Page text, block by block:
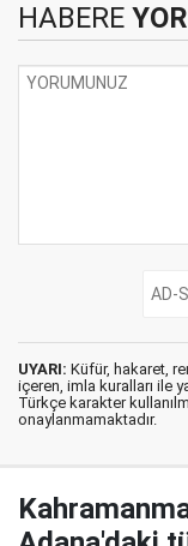
HABERE
UYARI: Küfür, hakaret,
içeren, imla kuralları ile
Türkçe karakter
onaylanmamaktadır.